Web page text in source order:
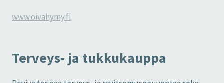
www.oivahymy.fi
Terveys- ja tukkukauppa